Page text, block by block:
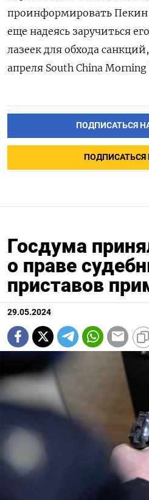
проинформировать Пекин
еще надеясь заручиться
лазеек для обхода
апреля South China Morning
ПОДПИСАТЬСЯ
ПОДПИСАТЬСЯ
Госдума
о праве
приставов
29.05.2024